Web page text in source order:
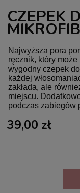
CZEPEK
Najwyższa pora
ręcznik, który
wygodny czepek
każdej
zakłada, ale
miejscu.
podczas zabiegów
39,00 zł